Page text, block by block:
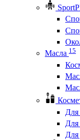
Масла 15
Для